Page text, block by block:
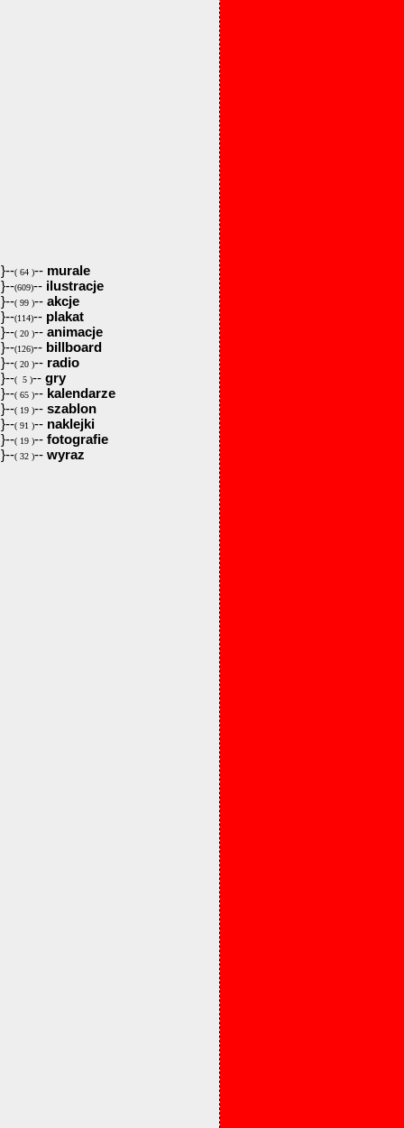
}--( 64 )-- murale
}--(609)-- ilustracje
}--( 99 )-- akcje
}--(114)-- plakat
}--( 20 )-- animacje
}--(126)-- billboard
}--( 20 )-- radio
}--( 5 )-- gry
}--( 65 )-- kalendarze
}--( 19 )-- szablon
}--( 91 )-- naklejki
}--( 19 )-- fotografie
}--( 32 )-- wyraz